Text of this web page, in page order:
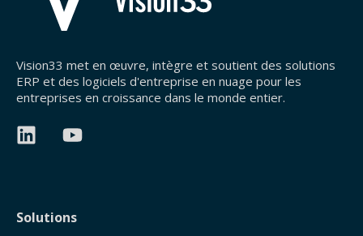
Vision33 met en œuvre, intègre et soutient des solutions
ERP et des logiciels d'entreprise en nuage pour les
entreprises en croissance dans le monde entier.
Solutions